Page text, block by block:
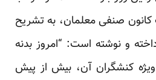
کانون صنفی معلمان، به تشریح
و نوشته است: “امروز بدنه
کنشگران آن، بیش از پیش